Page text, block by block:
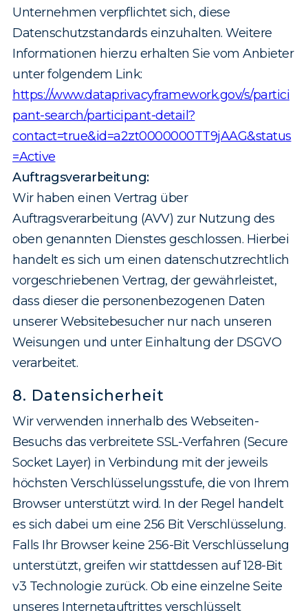
Unternehmen verpflichtet sich, diese
Datenschutzstandards einzuhalten. Weitere
Informationen hierzu erhalten Sie vom Anbieter
unter folgendem Link:
https://www.dataprivacyframework.gov/s/partici
pant-search/participant-detail?
contact=true&id=a2zt0000000TT9jAAG&status
=Active
Auftragsverarbeitung:
Wir haben einen Vertrag über
Auftragsverarbeitung (AVV) zur Nutzung des
oben genannten Dienstes geschlossen. Hierbei
handelt es sich um einen datenschutzrechtlich
vorgeschriebenen Vertrag, der gewährleistet,
dass dieser die personen­bezogenen Daten
unserer Websitebesucher nur nach unseren
Weisungen und unter Einhaltung der DSGVO
verarbeitet.
8. Datensicherheit
Wir verwenden innerhalb des Webseiten-
Besuchs das verbreitete SSL-Verfahren (Secure
Socket Layer) in Verbindung mit der jeweils
höchsten Verschlüsselungs­stufe, die von Ihrem
Browser unterstützt wird. In der Regel handelt
es sich dabei um eine 256 Bit Verschlüsselung.
Falls Ihr Browser keine 256-Bit Verschlüsselung
unterstützt, greifen wir stattdessen auf 128-Bit
v3 Technologie zurück. Ob eine einzelne Seite
unseres Internetauftrittes verschlüsselt